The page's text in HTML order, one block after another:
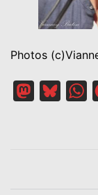
Photos
Mastodon